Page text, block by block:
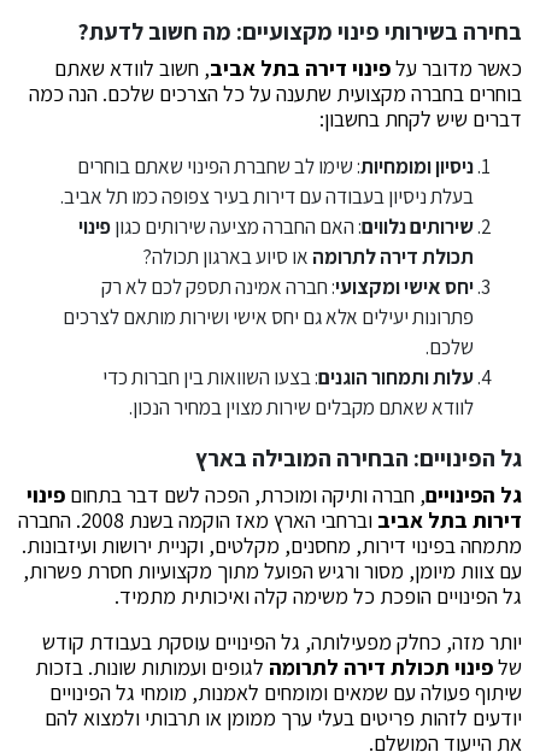
בחירה בשירותי פינוי מקצועיים: מה חשוב לדעת?
כאשר מדובר עלפינוי דירה בתל אביב, חשוב לוודא שאתם
בוחרים בחברה מקצועית שתענה על כל הצרכים שלכם. הנה כמה
דברים שיש לקחת בחשבון:
ניסיון ומומחיות: שימו לב שחברת הפינוי שאתם בוחרים
בעלת ניסיון בעבודה עם דירות בעיר צפופה כמו תל אביב.
שירותים נלווים: האם החברה מציעה שירותים כגוןפינוי
תכולת דירה לתרומהאו סיוע בארגון תכולה?
יחס אישי ומקצועי: חברה אמינה תספק לכם לא רק
פתרונות יעילים אלא גם יחס אישי ושירות מותאם לצרכים
שלכם.
עלות ותמחור הוגנים: בצעו השוואות בין חברות כדי
לוודא שאתם מקבלים שירות מצוין במחיר הנכון.
גל הפינויים: הבחירה המובילה בארץ
גל הפינויים, חברה ותיקה ומוכרת, הפכה לשם דבר בתחום פינוי
דירות בתל אביב
וברחבי הארץ מאז הוקמה בשנת 2008. החברה
מתמחה בפינוי דירות, מחסנים, מקלטים, וקניית ירושות ועיזבונות.
עם צוות מיומן, מסור ורגיש הפועל מתוך מקצועיות חסרת פשרות,
גל הפינויים הופכת כל משימה קלה ואיכותית מתמיד.
יותר מזה, כחלק מפעילותה, גל הפינויים עוסקת בעבודת קודש
שלפינוי תכולת דירה לתרומהלגופים ועמותות שונות. בזכות
שיתוף פעולה עם שמאים ומומחים לאמנות, מומחי גל הפינויים
יודעים לזהות פריטים בעלי ערך ממומן או תרבותי ולמצוא להם
את הייעוד המושלם.